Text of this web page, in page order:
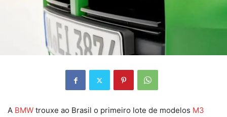
A BMW trouxe ao Brasil o primeiro lote de modelos M3